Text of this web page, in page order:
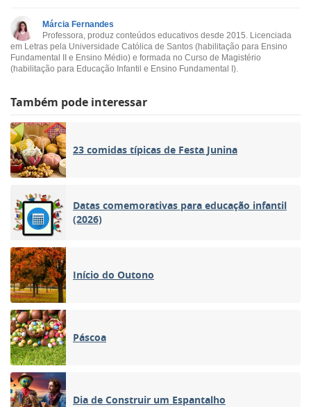
Márcia Fernandes
Professora, produz conteúdos educativos desde 2015. Licenciada
em Letras pela Universidade Católica de Santos (habilitação para Ensino
Fundamental II e Ensino Médio) e formada no Curso de Magistério
(habilitação para Educação Infantil e Ensino Fundamental I).
Também pode interessar
23 comidas típicas de Festa Junina
Datas comemorativas para educação infantil
(2026)
Início do Outono
Páscoa
Dia de Construir um Espantalho